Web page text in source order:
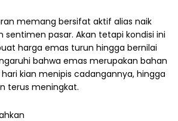
memang bersifat aktif alias naik
sentimen pasar. Akan tetapi kondisi ini
harga emas turun hingga bernilai
bahwa emas merupakan bahan
kian menipis cadangannya, hingga
terus meningkat.